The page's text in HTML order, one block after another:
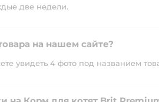
две недели.
на нашем сайте?
увидеть 4 фото под названием